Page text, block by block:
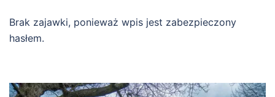
Brak zajawki, ponieważ wpis jest zabezpieczony
hasłem.